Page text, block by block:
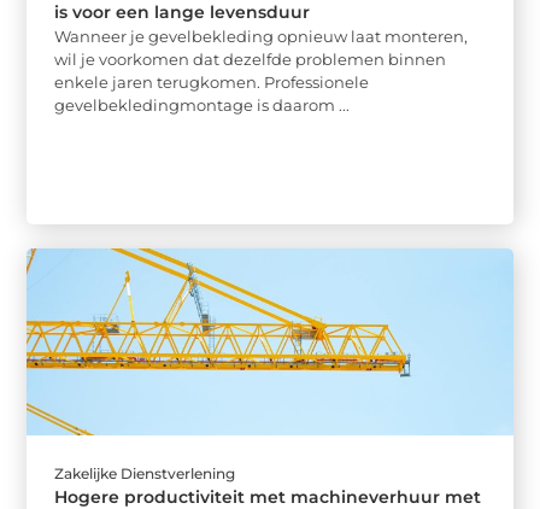
is voor een lange levensduur
Wanneer je gevelbekleding opnieuw laat monteren,
wil je voorkomen dat dezelfde problemen binnen
enkele jaren terugkomen. Professionele
gevelbekledingmontage is daarom ...
Zakelijke Dienstverlening
Hogere productiviteit met machineverhuur met